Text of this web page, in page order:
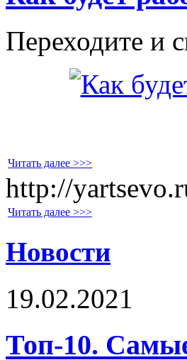
Переходите и
Читать далее >>>
http://
Читать далее >>>
Новости
19.02.2021
Топ-10.